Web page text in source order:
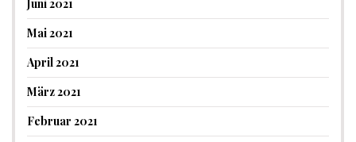
Juni 2021
Mai 2021
April 2021
März 2021
Februar 2021